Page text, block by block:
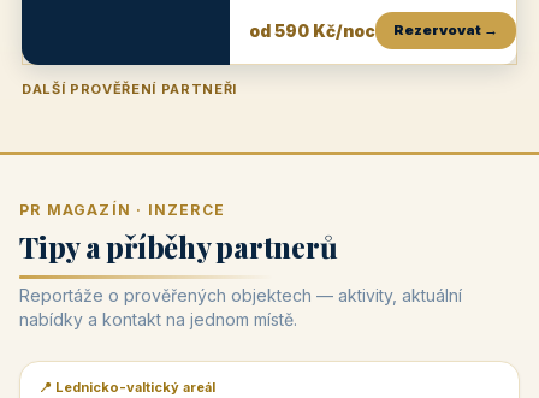
od 590 Kč/noc Rezervovat →
DALŠÍ PROVĚŘENÍ PARTNEŘI
Penzion U Zámku Pension Faber
PR MAGAZÍN · INZERCE
Tipy a příběhy partnerů
Reportáže o prověřených objektech — aktivity, aktuální
nabídky a kontakt na jednom místě.
📰 PR článek
📍 Lednicko-valtický areál